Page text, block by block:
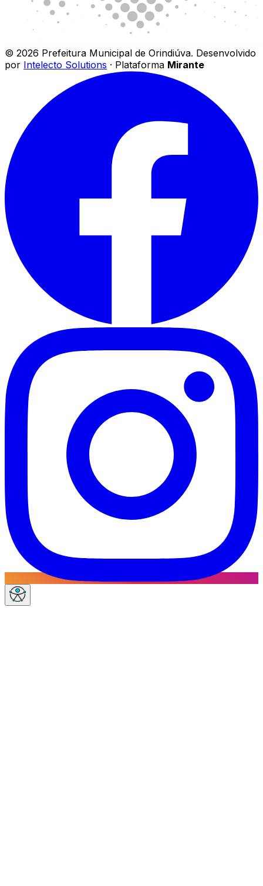
© 2026 Prefeitura Municipal de Orindiúva. Desenvolvido
por Intelecto Solutions · Plataforma Mirante